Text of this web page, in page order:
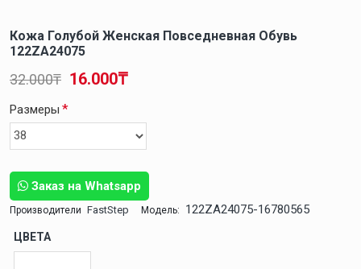
Кожа Голубой Женская Повседневная Обувь
122ZA24075
Заказ на Whatsapp
Производители FastStep Модель: 122ZA24075-16780565
16.000₸
32.000₸
Размеры
ЦВЕТА